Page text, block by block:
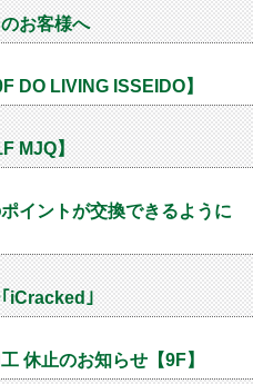
お客様へ
DO LIVING ISSEIDO】
MJQ】
イントが交換できるように
iCracked｣
休止のお知らせ【9F】